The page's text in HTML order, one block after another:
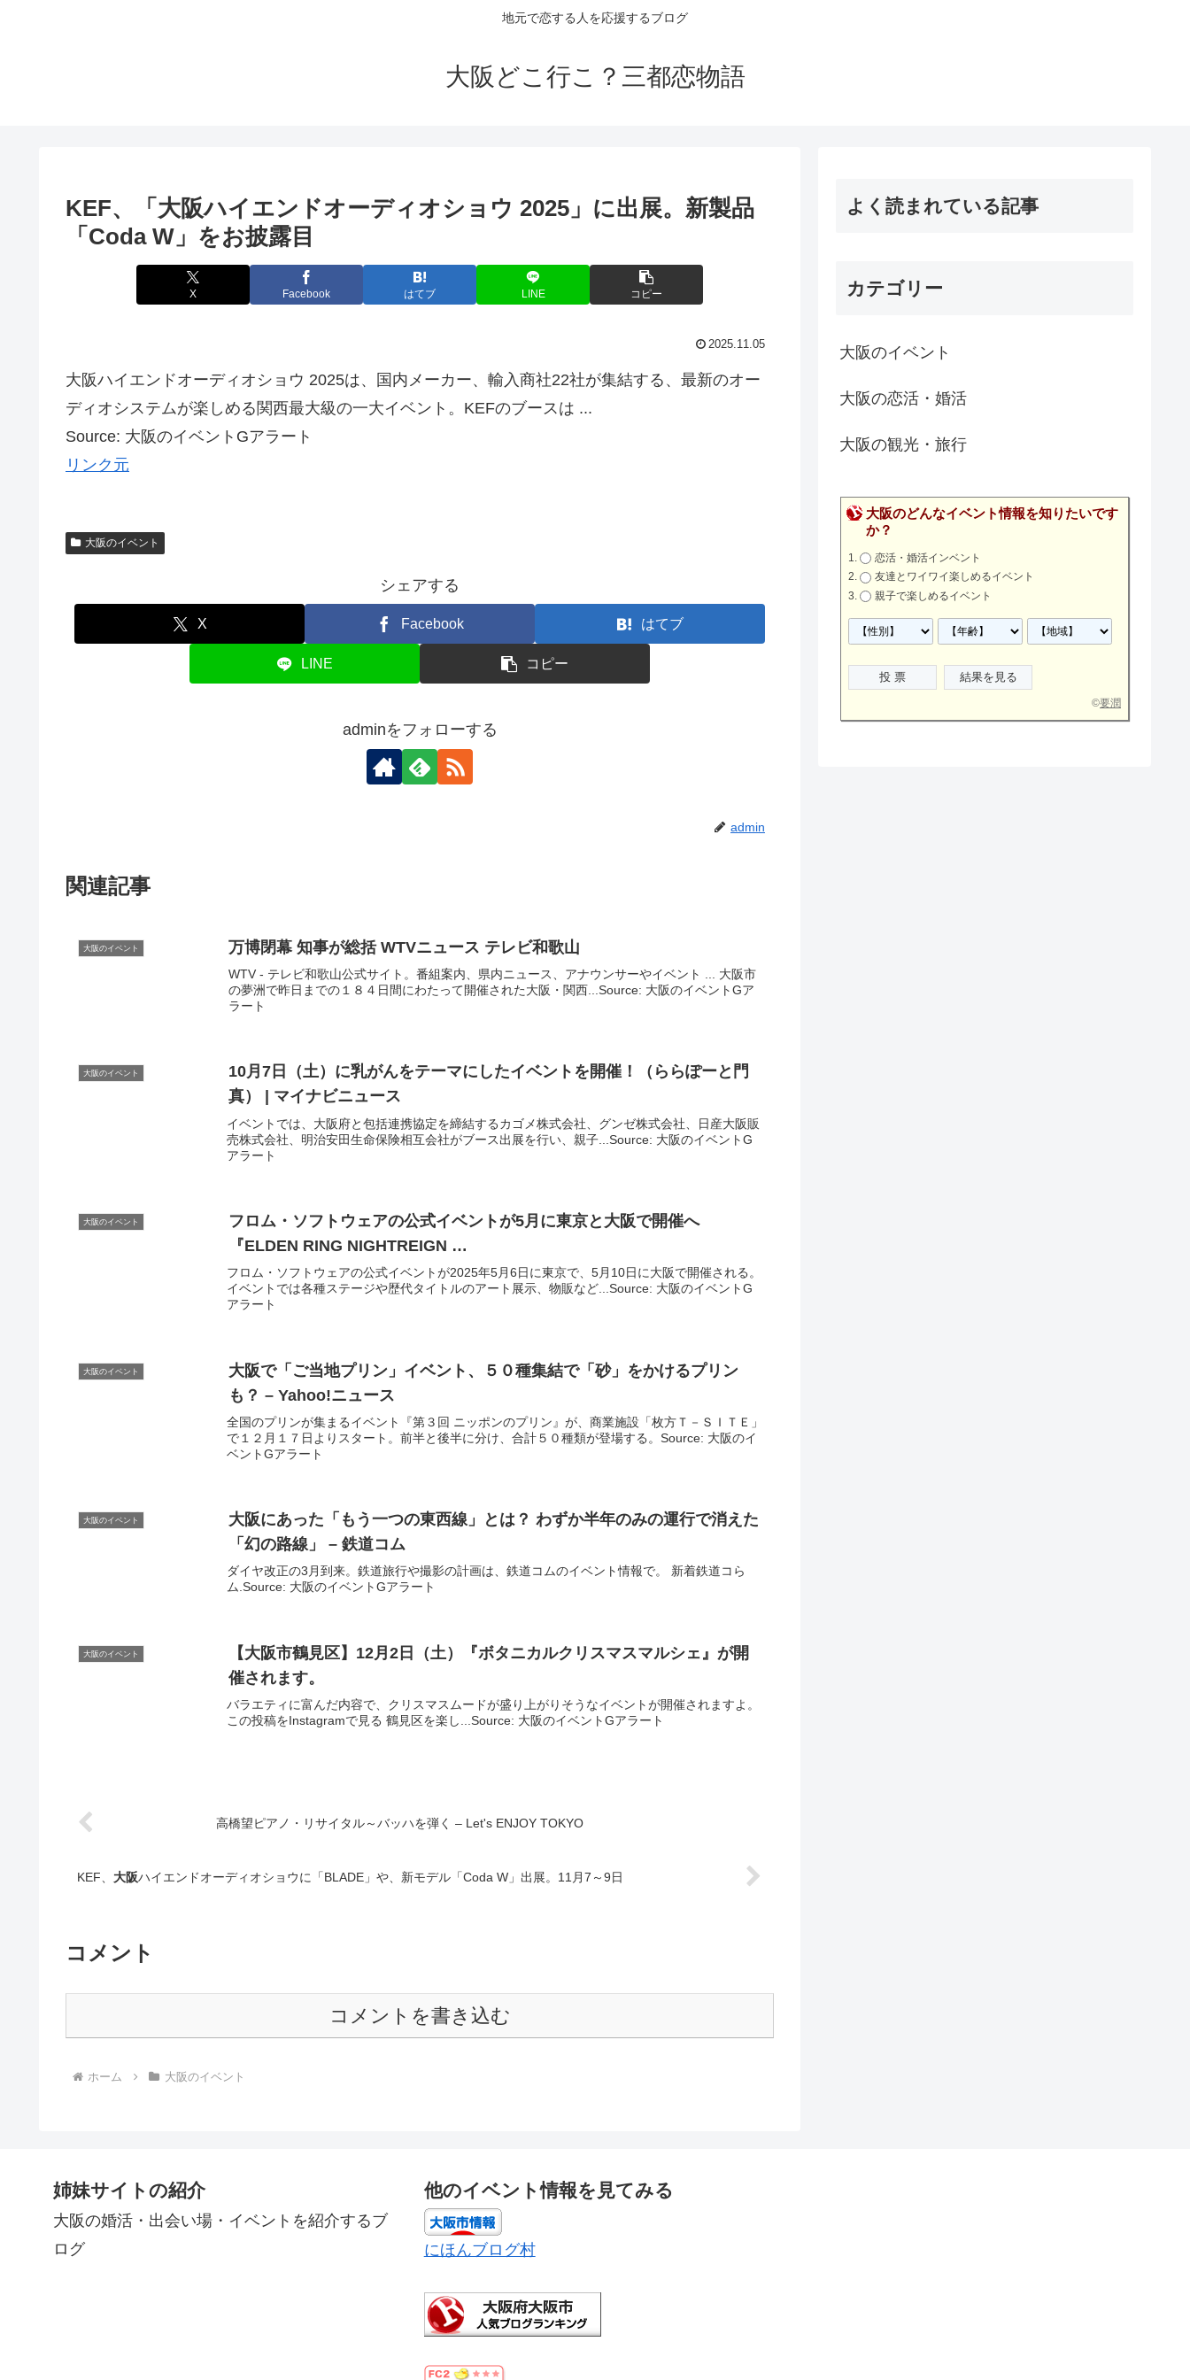
地元で恋する人を応援するブログ
大阪どこ行こ？三都恋物語
KEF、「 大阪ハイエンドオーディオショウ 2025」に出展。新製品
「Coda W」をお披露目
X Facebook はてブ LINE コピー
2025.11.05
大阪ハイエンドオーディオショウ 2025は、国内メーカー、輸入商社22社が集結する、最新のオー
ディオシステムが楽しめる関西最大級の一大イベント。KEFのブースは ...
Source: 大阪のイベントGアラート
リンク元
大阪のイベント
シェアする
X Facebook はてブ
LINE コピー
adminをフォローする
admin
関連記事
大阪のイベント 万博閉幕 知事が総括 WTVニュース テレビ和歌山
WTV - テレビ和歌山公式サイト。番組案内、県内ニュース、アナウンサーやイベント ... 大阪市
の夢洲で昨日までの１８４日間にわたって開催された大阪・関西...Source: 大阪のイベントGア
ラート
大阪のイベント 10月7日（土）に乳がんをテーマにしたイベント を開催！（ららぽーと門
真） | マイナビニュース
イベントでは、大阪府と包括連携協定を締結するカゴメ株式会社、グンゼ株式会社、日産大阪販
売株式会社、明治安田生命保険相互会社がブース出展を行い、親子...Source: 大阪のイベントG
アラート
大阪のイベント フロム・ソフトウェアの公式イベント が5月に東京と 大阪で開催へ
『ELDEN RING NIGHTREIGN …
フロム・ソフトウェアの公式イベントが2025年5月6日に東京で、5月10日に大阪で開催される。
イベントでは各種ステージや歴代タイトルのアート展示、物販など...Source: 大阪のイベントG
アラート
大阪のイベント 大阪で「ご当地プリン」 イベント 、５０種集結で「砂」をかけるプリン
も？ – Yahoo!ニュース
全国のプリンが集まるイベント『第３回 ニッポンのプリン』が、商業施設「枚方Ｔ－ＳＩＴＥ」
で１２月１７日よりスタート。前半と後半に分け、合計５０種類が登場する。Source: 大阪のイ
ベントGアラート
大阪のイベント 大阪にあった「もう一つの東西線」とは？ わずか半年のみの運行で消えた
「幻の路線」 – 鉄道コム
ダイヤ改正の3月到来。鉄道旅行や撮影の計画は、鉄道コムのイベント情報で。 新着鉄道コら
ム.Source: 大阪のイベントGアラート
大阪のイベント 【大阪市鶴見区】12月2日（土）『ボタニカルクリスマスマルシェ』が開
催されます。
バラエティに富んだ内容で、クリスマスムードが盛り上がりそうなイベントが開催されますよ。
この投稿をInstagramで見る 鶴見区を楽し...Source: 大阪のイベントGアラート
高橋望ピアノ・リサイタル～バッハを弾く – Let's ENJOY TOKYO
KEF、 大阪ハイエンドオーディオショウに「BLADE」や、新モデル「Coda W」出展。11月7～9日
コメント
コメントを書き込む
ホーム 大阪のイベント
よく読まれている記事
カテゴリー
大阪のイベント
大阪の恋活・婚活
大阪の観光・旅行
大阪のどんなイベント情報を知りたいです
か？
恋活・婚活インベント
友達とワイワイ楽しめるイベント
親子で楽しめるイベント
©要潤
姉妹サイトの紹介
大阪の婚活・出会い場・イベントを紹介するブ
ログ
他のイベント情報を見てみる
にほんブログ村